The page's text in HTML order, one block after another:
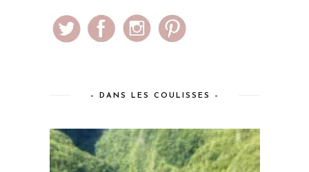
– DANS LES COULISSES –